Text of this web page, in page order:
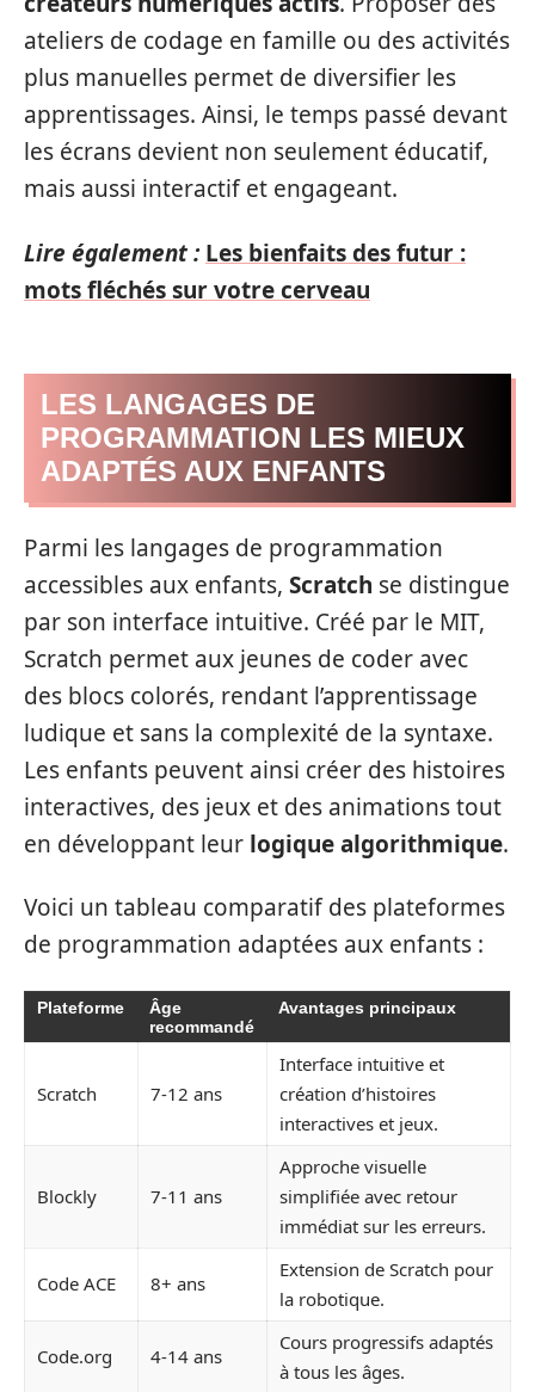
ateliers de codage en famille ou des activités
plus manuelles permet de diversifier les
apprentissages. Ainsi, le temps passé devant
les écrans devient non seulement éducatif,
mais aussi interactif et engageant.
Lire également : Les bienfaits des futur :
mots fléchés sur votre cerveau
LES LANGAGES DE
PROGRAMMATION LES MIEUX
ADAPTÉS AUX ENFANTS
Parmi les langages de programmation
accessibles aux enfants, Scratch se distingue
par son interface intuitive. Créé par le MIT,
Scratch permet aux jeunes de coder avec
des blocs colorés, rendant l’apprentissage
ludique et sans la complexité de la syntaxe.
Les enfants peuvent ainsi créer des histoires
interactives, des jeux et des animations tout
en développant leur logique algorithmique.
Voici un tableau comparatif des plateformes
de programmation adaptées aux enfants :
Plateforme
Âge
recommandé
Avantages principaux
Scratch 7-12 ans
Interface intuitive et
création d’histoires
interactives et jeux.
Blockly 7-11 ans
Approche visuelle
simplifiée avec retour
immédiat sur les erreurs.
Code ACE 8+ ans
Extension de Scratch pour
la robotique.
Code.org 4-14 ans
Cours progressifs adaptés
à tous les âges.